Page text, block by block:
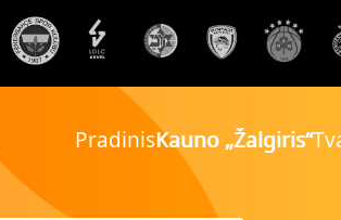
PradinisKauno „Žalgiris“